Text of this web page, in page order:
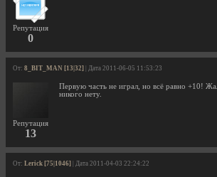
Репутация
0
От: 8_BIT_MAN [13|32] | Дата 2011-06-05 11:53:23
Репутация
13
Первую часть не играл, но всё равно +10!
никого нету.
От: Lerick [75|1046] | Дата 2011-04-03 22:24:22